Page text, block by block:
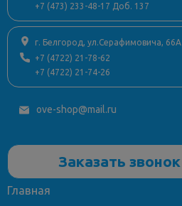
+7 (473) 233-48-17 Доб. 137
г. Белгород, ул.Серафимовича, 66А
+7 (4722) 21-78-62
+7 (4722) 21-74-26
ove-shop@mail.ru
Заказать звонок
Главная